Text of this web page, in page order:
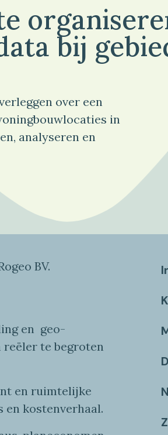
bij
over een
in
analyseren en
BV.
en geo-
te begroten
en ruimtelijke
en kostenverhaal.